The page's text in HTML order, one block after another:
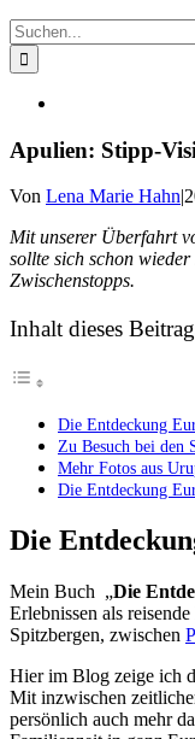
Suche
nach:
Apulien: Stipp-
Von Lena Marie Hahn|
Mit unserer Überfahrt
sollte sich schon
Zwischenstopps.
Inhalt dieses
Die Entdeckung
Zu Besuch bei den
Mehr Fotos aus
Die Entdeckung
Die
Mein Buch „Die
Erlebnissen als
Spitzbergen, zwischen
Hier im Blog zeige ich
Mit inzwischen
persönlich auch mehr